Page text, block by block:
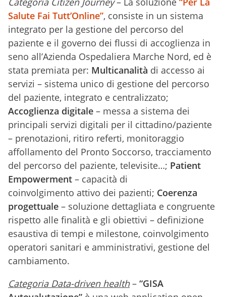
Salute Fai Tutt’Online”, consiste in un sistema
integrato per la gestione del percorso del
paziente e il governo dei flussi di accoglienza in
seno all’Azienda Ospedaliera Marche Nord, ed è
stata premiata per: Multicanalità di accesso ai
servizi – sistema unico di gestione del percorso
del paziente, integrato e centralizzato;
Accoglienza digitale – messa a sistema dei
principali servizi digitali per il cittadino/paziente
– prenotazioni, ritiro referti, monitoraggio
affollamento del Pronto Soccorso, tracciamento
del percorso del paziente, televisite…; Patient
Empowerment – capacità di
coinvolgimento attivo dei pazienti; Coerenza
progettuale – soluzione dettagliata e congruente
rispetto alle finalità e gli obiettivi – definizione
esaustiva di tempi e milestone, coinvolgimento
operatori sanitari e amministrativi, gestione del
cambiamento.
Categoria Data-driven health– “GISA